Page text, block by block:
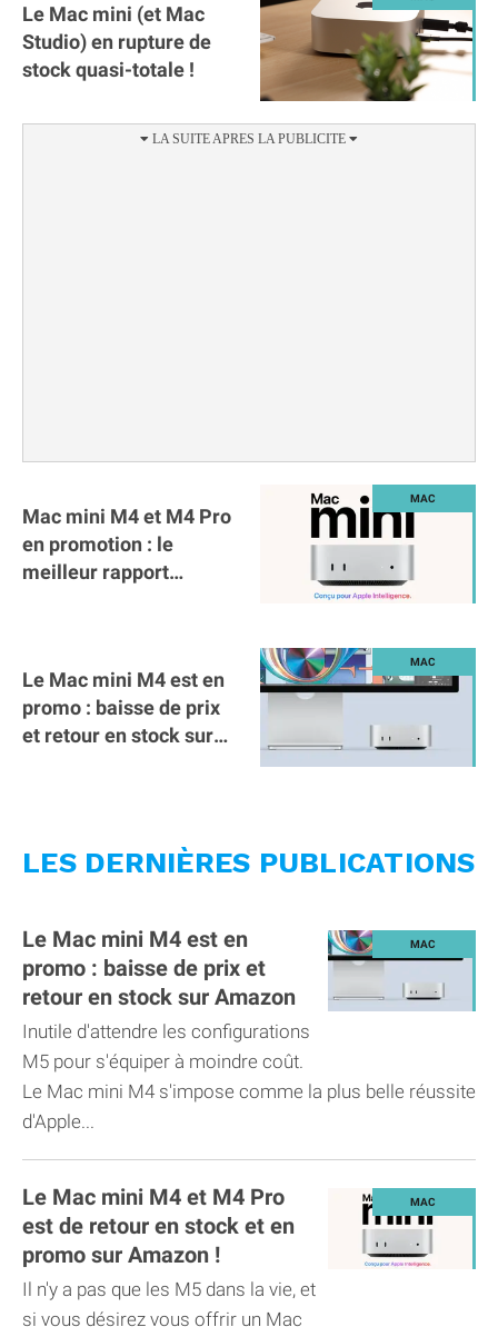
Le Mac mini (et Mac
Studio) en rupture de
stock quasi-totale !
Mac mini M4 et M4 Pro
en promotion : le
meilleur rapport
Le Mac mini M4 est en
promo : baisse de prix
et retour en stock sur
LES DERNIÈRES PUBLICATIONS
Le Mac mini M4 est en
promo : baisse de prix et
retour en stock sur Amazon
Inutile d'attendre les configurations
M5 pour s'équiper à moindre coût.
Le Mac mini M4 s'impose comme la plus belle réussite
d'Apple...
Le Mac mini M4 et M4 Pro
est de retour en stock et en
promo sur Amazon !
Il n'y a pas que les M5 dans la vie, et
si vous désirez vous offrir un Mac